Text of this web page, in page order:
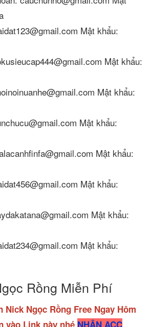
Mật khẩu:
Mật khẩu:
Mật khẩu:
Mật khẩu:
Mật khẩu:
Mật khẩu:
Mật khẩu:
Mật khẩu:
Rồng Miễn Phí
Nick Ngọc Rồng Free Ngay Hôm
vào Link này nhé NHẬN ACC